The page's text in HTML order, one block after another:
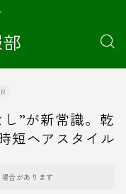
”が新常識。乾
短ヘアスタイル
合があります